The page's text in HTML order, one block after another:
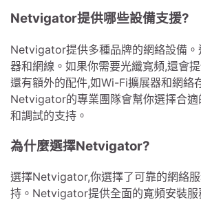
Netvigator提供哪些設備支援?
Netvigator提供多種品牌的網絡設備。
器和網線。如果你需要光纖寬頻,還會
還有額外的配件,如Wi-Fi擴展器和網絡
Netvigator的專業團隊會幫你選擇合
和調試的支持。
為什麼選擇Netvigator?
選擇Netvigator,你選擇了可靠的網絡
持。Netvigator提供全面的寬頻安裝服